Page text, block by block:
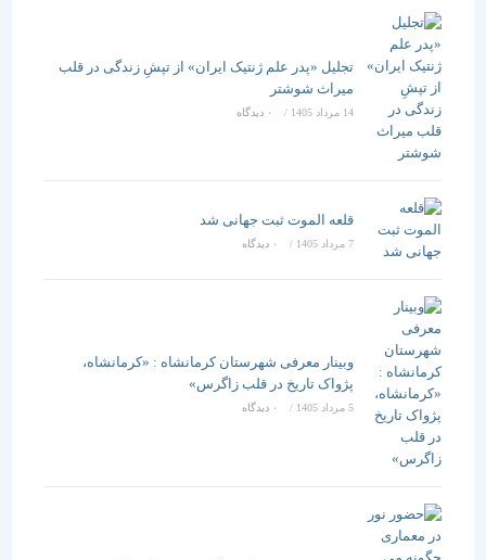
تجلیل «پدر علم ژنتیک ایران» از تپشِ زندگی در قلب
میراث شوشتر
14 مرداد 1405 / ۰ دیدگاه
قلعه الموت ثبت جهانی شد
/ ۰ دیدگاه
وبینار معرفی شهرستان کرمانشاه : «کرمانشاه،
پژواک تاریخ در قلب زاگرس»
5 مرداد 1405 / ۰ دیدگاه